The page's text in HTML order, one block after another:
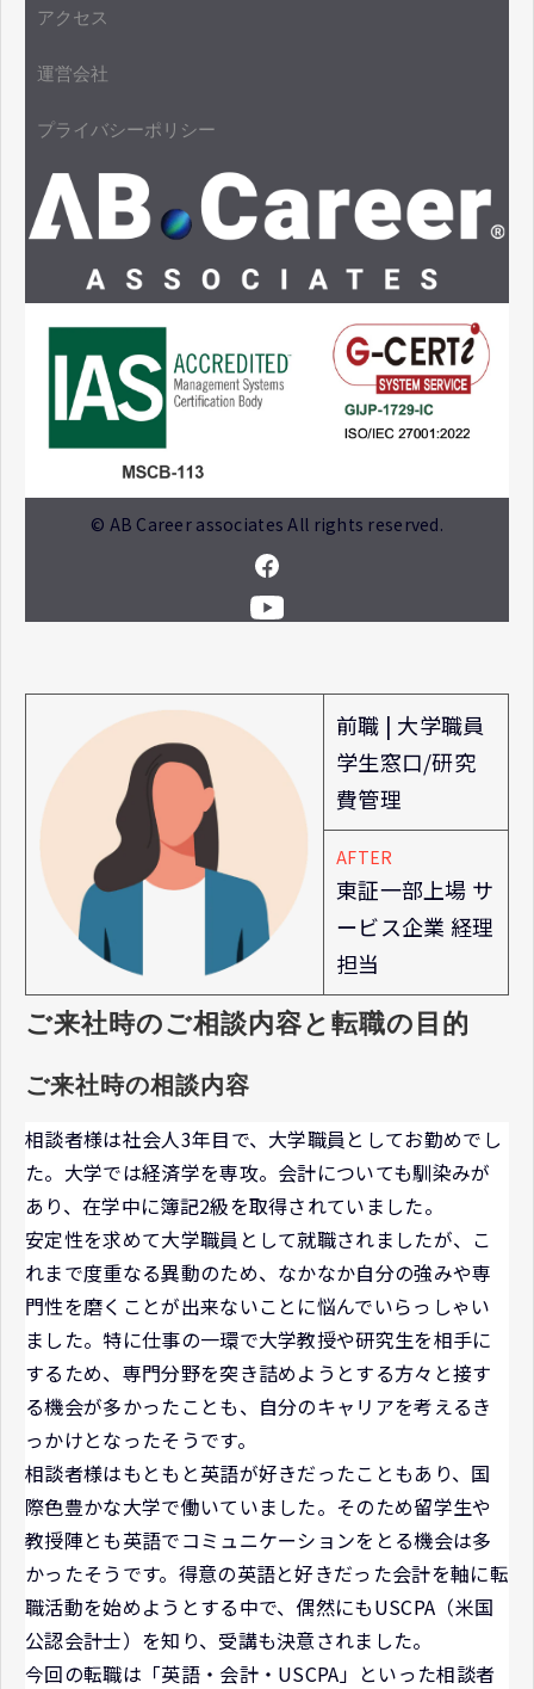
アクセス
運営会社
プライバシーポリシー
© AB Career associates All rights reserved.
前職 | 大学職員
学生窓口/研究
費管理
AFTER
東証一部上場 サ
ービス企業 経理
担当
ご来社時のご相談内容と転職の目的
ご来社時の相談内容
相談者様は社会人3年目で、大学職員としてお勤めでし
た。大学では経済学を専攻。会計についても馴染みが
あり、在学中に簿記2級を取得されていました。
安定性を求めて大学職員として就職されましたが、こ
れまで度重なる異動のため、なかなか自分の強みや専
門性を磨くことが出来ないことに悩んでいらっしゃい
ました。特に仕事の一環で大学教授や研究生を相手に
するため、専門分野を突き詰めようとする方々と接す
る機会が多かったことも、自分のキャリアを考えるき
っかけとなったそうです。
相談者様はもともと英語が好きだったこともあり、国
際色豊かな大学で働いていました。そのため留学生や
教授陣とも英語でコミュニケーションをとる機会は多
かったそうです。得意の英語と好きだった会計を軸に転
職活動を始めようとする中で、偶然にもUSCPA（米国
公認会計士）を知り、受講も決意されました。
今回の転職は「英語・会計・USCPA」といった相談者